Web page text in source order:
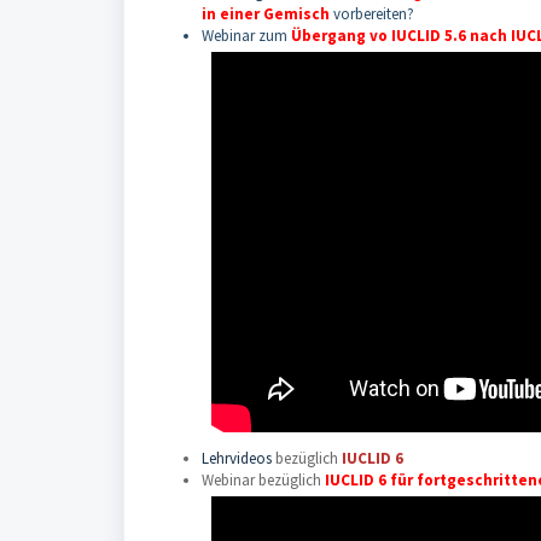
in einer Gemisch vorbereiten?
Webinar zum Übergang vo IUCLID 5.6 nach
Lehrvideos bezüglich IUCLID 6
Webinar bezüglich IUCLID 6 für